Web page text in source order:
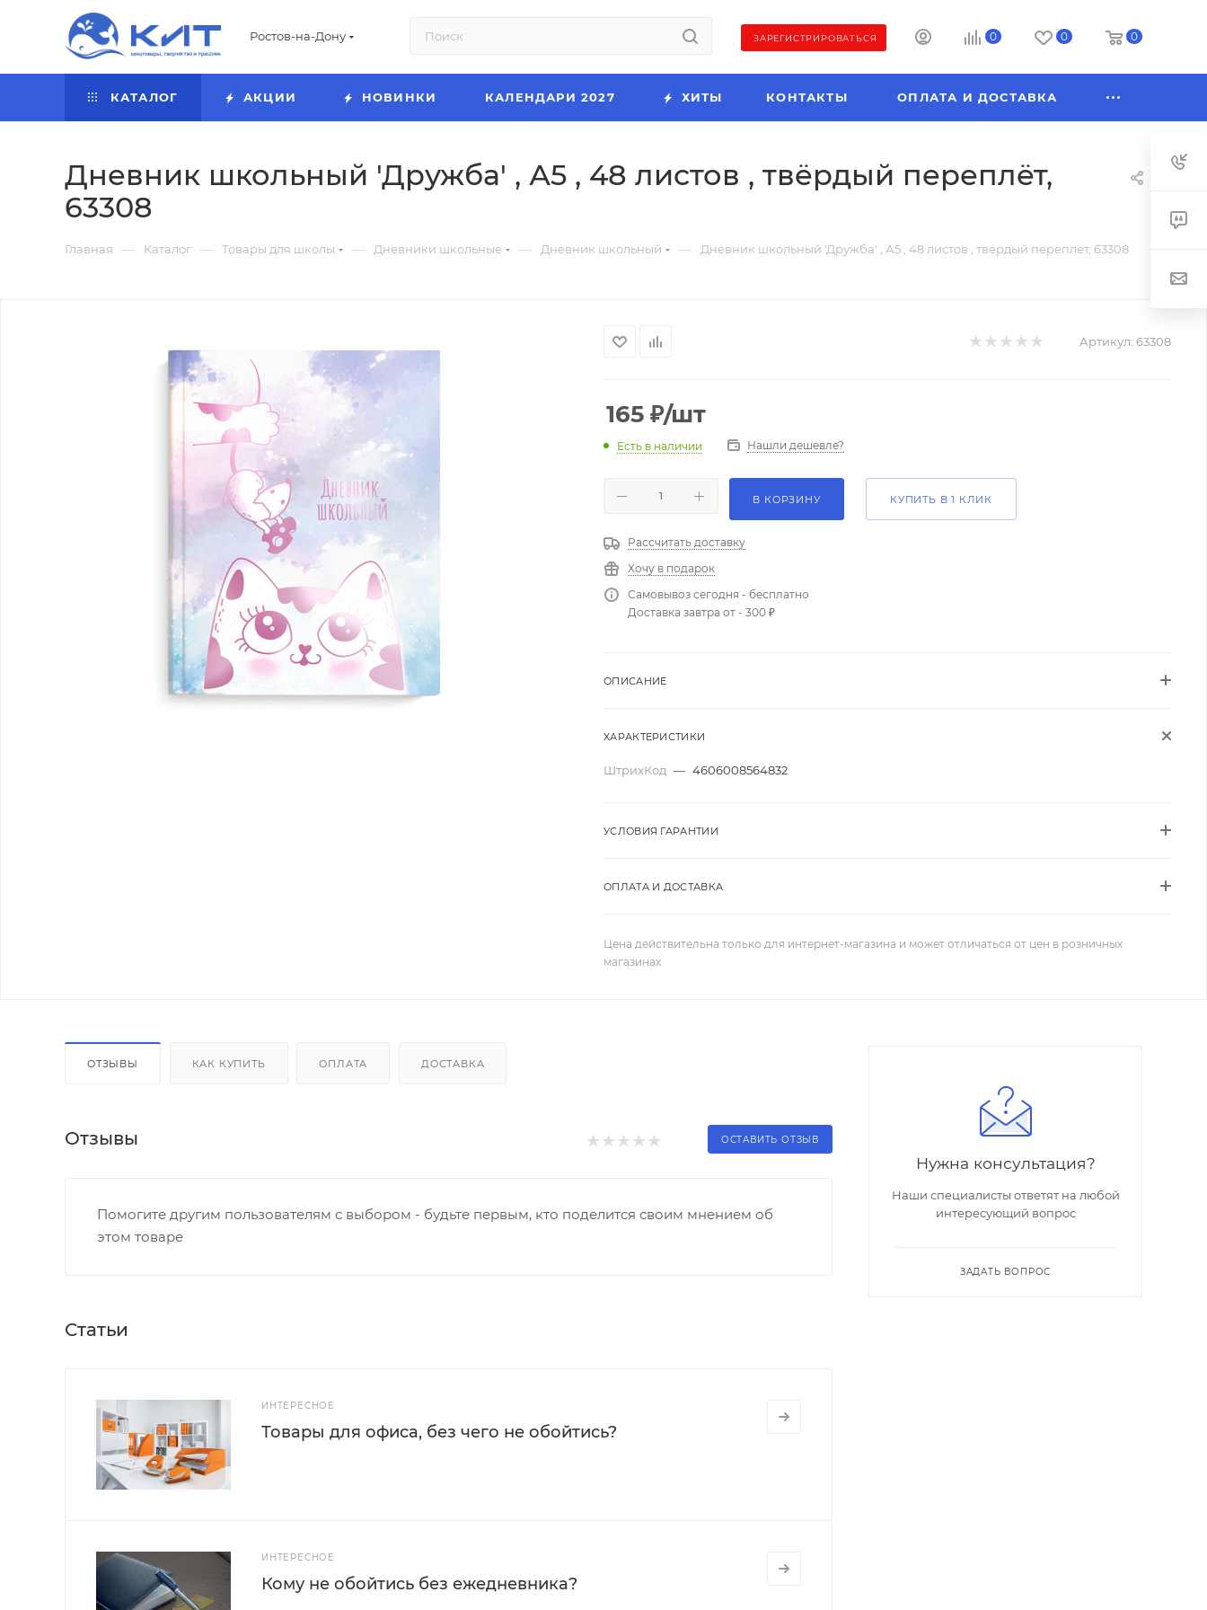
Ростов-на-Дону ЗАРЕГИСТРИРОВАТЬСЯ 0 0 0
КАТАЛОГ АКЦИИ НОВИНКИ КАЛЕНДАРИ 2027 ХИТЫ КОНТАКТЫ ОПЛАТА И ДОСТАВКА
Дневник школьный 'Дружба' , А5 , 48 листов , твёрдый переплёт,
63308
Главная — Каталог — Товары для школы — Дневники школьные — Дневник школьный — Дневник школьный 'Дружба' , А5 , 48 листов , твёрдый переплёт, 63308
Артикул: 63308
165 ₽/шт
Есть в наличии Нашли дешевле?
В КОРЗИНУ КУПИТЬ В 1 КЛИК
Рассчитать доставку
Хочу в подарок
Самовывоз сегодня - бесплатно
Доставка завтра от - 300 ₽
ОПИСАНИЕ
ХАРАКТЕРИСТИКИ
ШтрихКод — 4606008564832
УСЛОВИЯ ГАРАНТИИ
ОПЛАТА И ДОСТАВКА
Цена действительна только для интернет-магазина и может отличаться от цен в розничных
магазинах
ОТЗЫВЫ КАК КУПИТЬ ОПЛАТА ДОСТАВКА
Отзывы ОСТАВИТЬ ОТЗЫВ
Помогите другим пользователям с выбором - будьте первым, кто поделится своим мнением об
этом товаре
Статьи
ИНТЕРЕСНОЕ
Товары для офиса, без чего не обойтись?
ИНТЕРЕСНОЕ
Кому не обойтись без ежедневника?
Нужна консультация?
Наши специалисты ответят на любой
интересующий вопрос
ЗАДАТЬ ВОПРОС